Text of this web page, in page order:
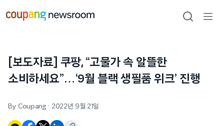
건너뛰기
검색
[보도자료] 쿠팡, “고물가 속 알뜰한
소비하세요”…‘9월 블랙 생필품 위크’ 진행
By Coupang · 2022년 9월 21일